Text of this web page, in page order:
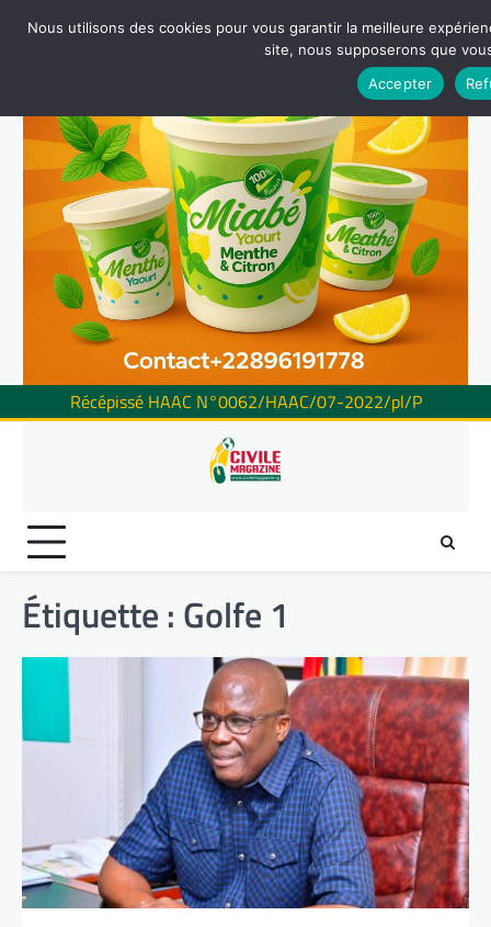
Récépissé HAAC N°0062/HAAC/07-2022/pl/P
Étiquette : Golfe 1
Nous utilisons des cookies pour vous garantir la meilleure
site, nous supposerons que
Accepter